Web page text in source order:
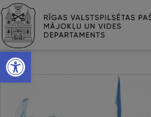
Open toolbar